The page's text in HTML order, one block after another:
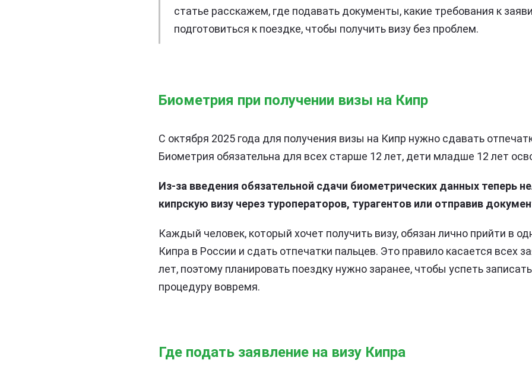
статье расскажем, где подавать документы, какие требования к
подготовиться к поездке, чтобы получить визу без проблем.
Биометрия при получении визы на Кипр
С октября 2025 года для получения визы на Кипр нужно сдавать
Биометрия обязательна для всех старше 12 лет, дети младше 12 лет
Из-за введения обязательной сдачи биометрических данных теперь
кипрскую визу через туроператоров, турагентов или отправив
Каждый человек, который хочет получить визу, обязан лично прийти в
Кипра в России и сдать отпечатки пальцев. Это правило касается всех
лет, поэтому планировать поездку нужно заранее, чтобы успеть
процедуру вовремя.
Где подать заявление на визу Кипра